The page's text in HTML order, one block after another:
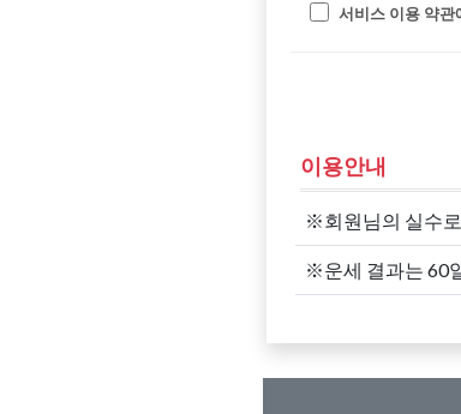
서비스 이용 약
이용안내
※회원님의 실수
※운세 결과는 60